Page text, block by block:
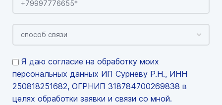
Я даю согласие на обработку моих
персональных данных ИП Сурневу Р.Н., ИНН
250818251682, ОГРНИП 318784700269838 в
целях обработки заявки и связи со мной.